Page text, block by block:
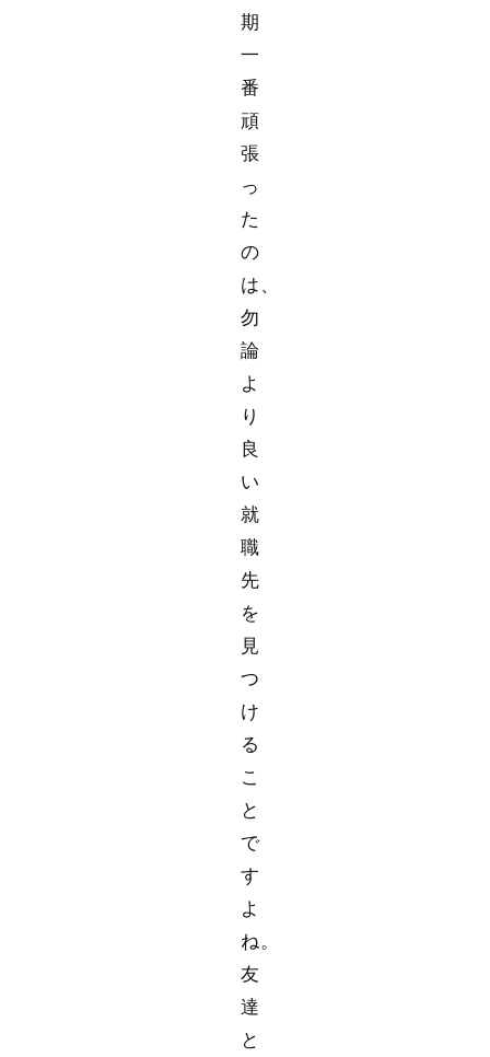
期
一
番
頑
張
っ
た
の
は、
勿
論
よ
り
良
い
就
職
先
を
見
つ
け
る
こ
と
で
す
よ
ね。
友
達
と